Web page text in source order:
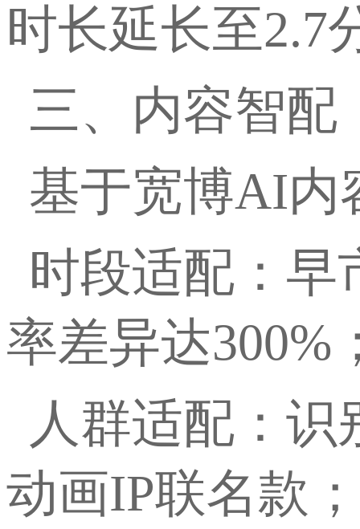
时长延长至2.7
三、内容智配
基于宽博AI内
时段适配：早
率差异达300%
人群适配：
动画IP联名款；